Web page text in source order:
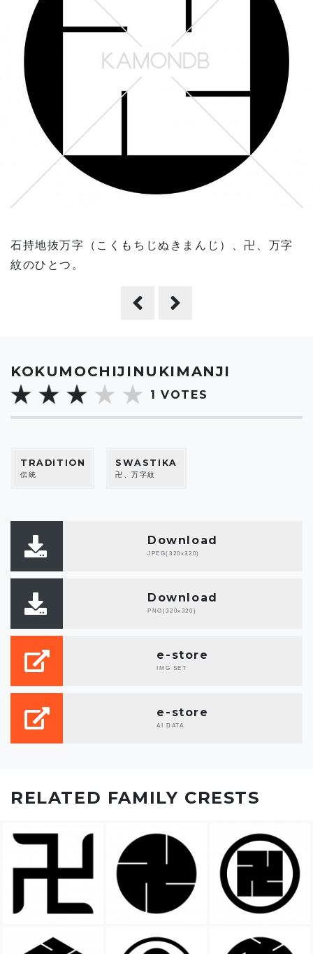
KOKUMOCHIJINUKIMANJI
1 VOTES
TRADITION
伝統
SWASTIKA
卍、万字紋
Download
JPEG(320x320)
Download
PNG(320x320)
e-store
IMG SET
e-store
AI DATA
石持地抜万字（こくもちじぬきまんじ）、卍、万字
紋のひとつ。
RELATED FAMILY CRESTS